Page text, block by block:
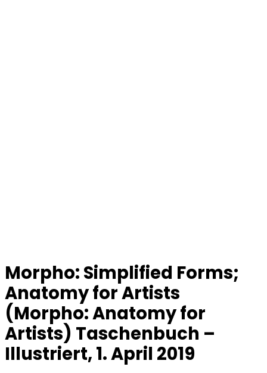
Morpho: Simplified Forms;
Anatomy for Artists
(Morpho: Anatomy for
Artists) Taschenbuch –
Illustriert, 1. April 2019